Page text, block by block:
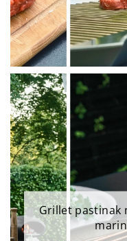
Grillet pastinak